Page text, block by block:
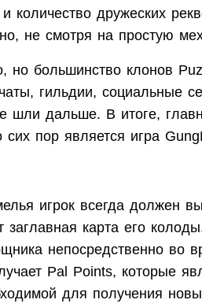
количество дружеских
не смотря на простую
но большинство клонов
гильдии, социальные
шли дальше. В итоге,
пор является игра
игрок всегда должен
заглавная карта его
непосредственно во
Pal Points, которые
для получения